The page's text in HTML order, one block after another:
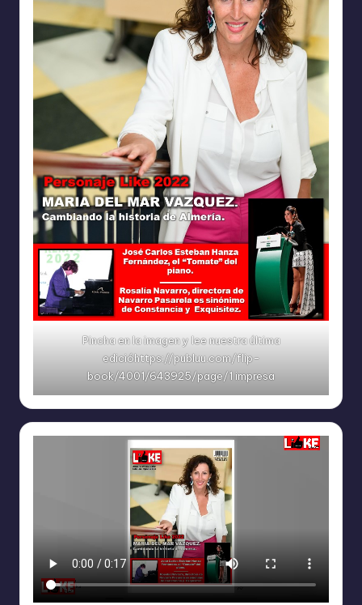
Pincha en la imagen y lee nuestra última
edicióhttps://publuu.com/flip-
book/4001/643925/page/1 impresa